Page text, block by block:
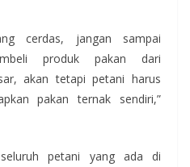
cerdas, jangan sampai
produk pakan dari
akan tetapi petani harus
pakan ternak sendiri,”
petani yang ada di